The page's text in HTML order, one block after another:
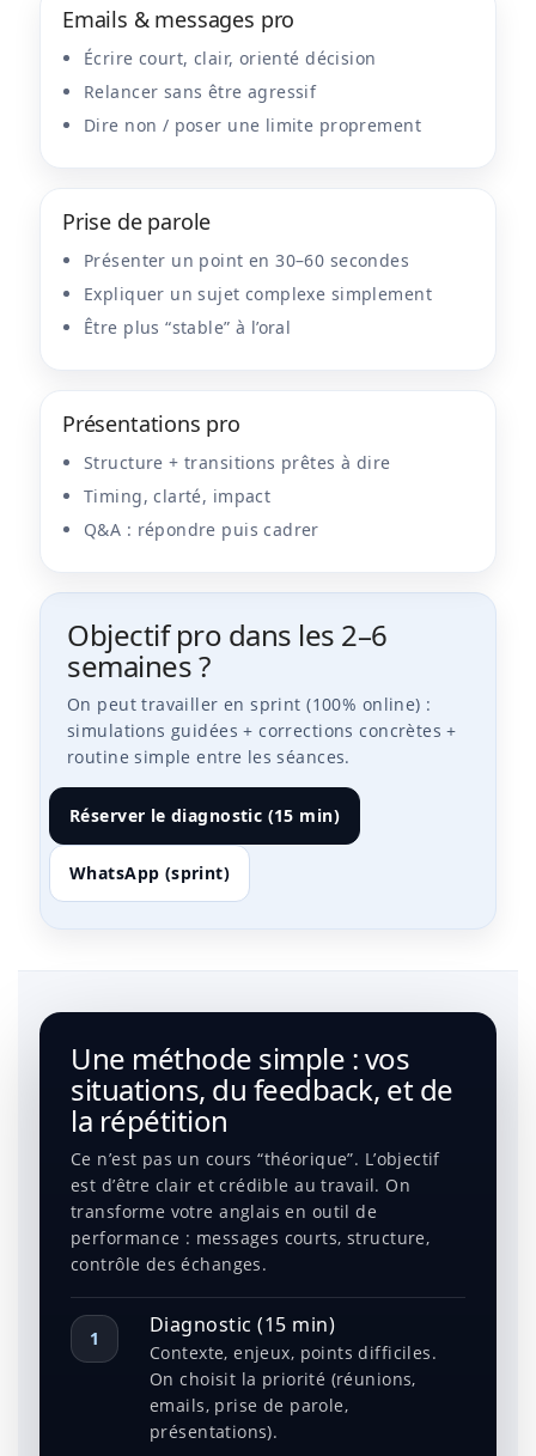
Emails & messages pro
Écrire court, clair, orienté décision
Relancer sans être agressif
Dire non / poser une limite proprement
Prise de parole
Présenter un point en 30–60 secondes
Expliquer un sujet complexe simplement
Être plus “stable” à l’oral
Présentations pro
Structure + transitions prêtes à dire
Timing, clarté, impact
Q&A : répondre puis cadrer
Objectif pro dans les 2–6
semaines ?
On peut travailler en sprint (100% online) :
simulations guidées + corrections concrètes +
routine simple entre les séances.
Réserver le diagnostic (15 min)
WhatsApp (sprint)
Une méthode simple : vos
situations, du feedback, et de
la répétition
Ce n’est pas un cours “théorique”. L’objectif
est d’être clair et crédible au travail. On
transforme votre anglais en outil de
performance : messages courts, structure,
contrôle des échanges.
1
Diagnostic (15 min)
Contexte, enjeux, points difficiles.
On choisit la priorité (réunions,
emails, prise de parole,
présentations).